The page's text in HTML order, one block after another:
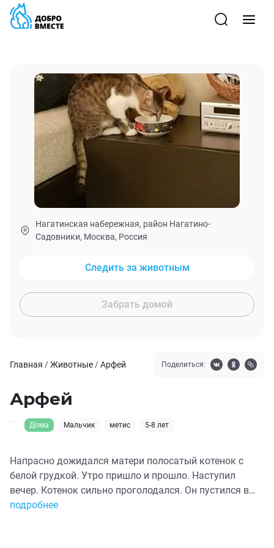
Нагатинская набережная, район Нагатино-
Садовники, Москва, Россия
Следить за животным
Забрать домой
Главная /Животные /Арфей Поделиться:
Арфей
Дома Мальчик метис 5-8 лет
Напрасно дожидался матери полосатый котенок с
белой грудкой. Утро пришло и прошло. Наступил
вечер. Котенок сильно проголодался. Он пустился в
поиски за пищей и стал ползать по мусорным кучам,
подробнее